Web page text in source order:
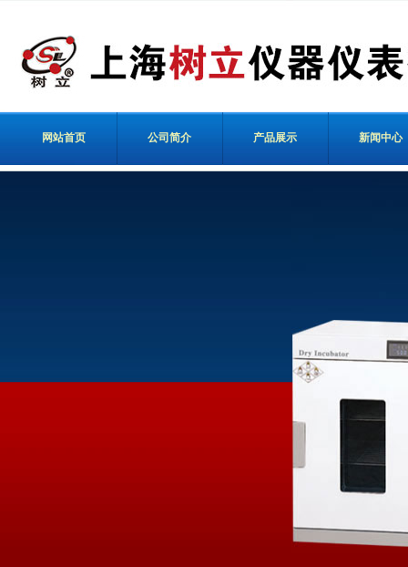
网站首页 公司简介 产品展示 新闻中心